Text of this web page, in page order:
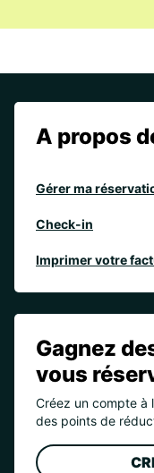
A propos
Gérer ma
Check-in
Imprimer votre
Gagnez
vous
Créez un compte à
des points de